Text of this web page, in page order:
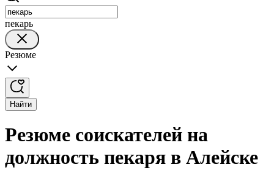
пекарь
Резюме
Найти
Резюме соискателей на
должность пекаря в Алейске